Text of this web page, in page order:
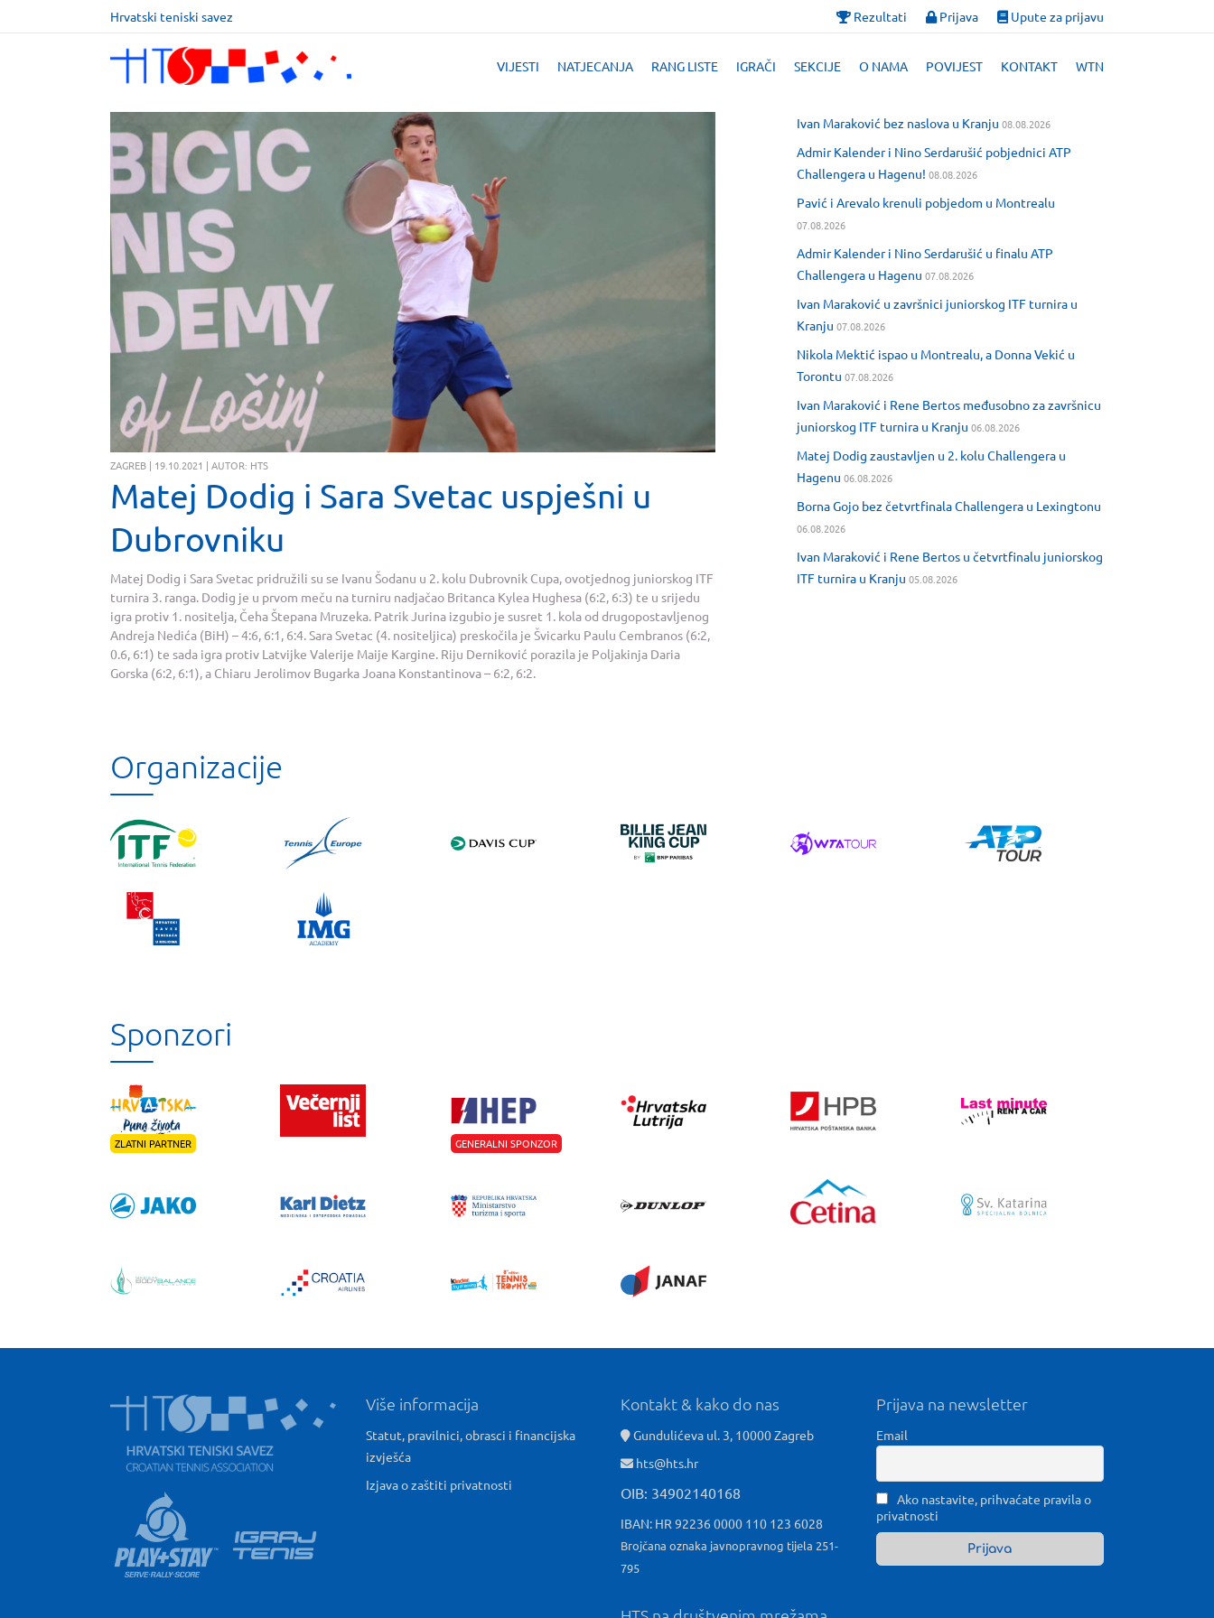
Hrvatski teniski savez Rezultati Prijava Upute za prijavu
VIJESTI NATJECANJA RANG LISTE IGRAČI SEKCIJE O NAMA POVIJEST KONTAKT WTN
ZAGREB | 19.10.2021 | AUTOR: HTS
Matej Dodig i Sara Svetac uspješni u
Dubrovniku
Matej Dodig i Sara Svetac pridružili su se Ivanu Šodanu u 2. kolu Dubrovnik Cupa, ovotjednog juniorskog ITF
turnira 3. ranga. Dodig je u prvom meču na turniru nadjačao Britanca Kylea Hughesa (6:2, 6:3) te u srijedu
igra protiv 1. nositelja, Čeha Štepana Mruzeka. Patrik Jurina izgubio je susret 1. kola od drugopostavljenog
Andreja Nedića (BiH) – 4:6, 6:1, 6:4. Sara Svetac (4. nositeljica) preskočila je Švicarku Paulu Cembranos (6:2,
0.6, 6:1) te sada igra protiv Latvijke Valerije Maije Kargine. Riju Derniković porazila je Poljakinja Daria
Gorska (6:2, 6:1), a Chiaru Jerolimov Bugarka Joana Konstantinova – 6:2, 6:2.
Ivan Maraković bez naslova u Kranju 08.08.2026
Admir Kalender i Nino Serdarušić pobjednici ATP
Challengera u Hagenu! 08.08.2026
Pavić i Arevalo krenuli pobjedom u Montrealu
07.08.2026
Admir Kalender i Nino Serdarušić u finalu ATP
Challengera u Hagenu 07.08.2026
Ivan Maraković u završnici juniorskog ITF turnira u
Kranju 07.08.2026
Nikola Mektić ispao u Montrealu, a Donna Vekić u
Torontu 07.08.2026
Ivan Maraković i Rene Bertos međusobno za završnicu
juniorskog ITF turnira u Kranju 06.08.2026
Matej Dodig zaustavljen u 2. kolu Challengera u
Hagenu 06.08.2026
Borna Gojo bez četvrtfinala Challengera u Lexingtonu
06.08.2026
Ivan Maraković i Rene Bertos u četvrtfinalu juniorskog
ITF turnira u Kranju 05.08.2026
Organizacije
Sponzori
ZLATNI PARTNER GENERALNI SPONZOR
Više informacija
Statut, pravilnici, obrasci i financijska
izvješća
Izjava o zaštiti privatnosti
Kontakt & kako do nas
Gundulićeva ul. 3, 10000 Zagreb
hts@hts.hr
OIB: 34902140168
IBAN: HR 92236 0000 110 123 6028
Brojčana oznaka javnopravnog tijela 251-
795
Prijava na newsletter
Email
Ako nastavite, prihvaćate pravila o
privatnosti